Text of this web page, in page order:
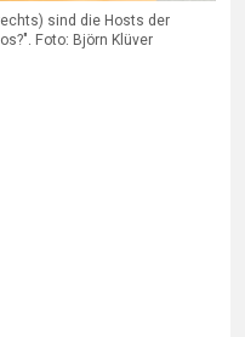
sind die Hosts der
Foto: Björn Klüver